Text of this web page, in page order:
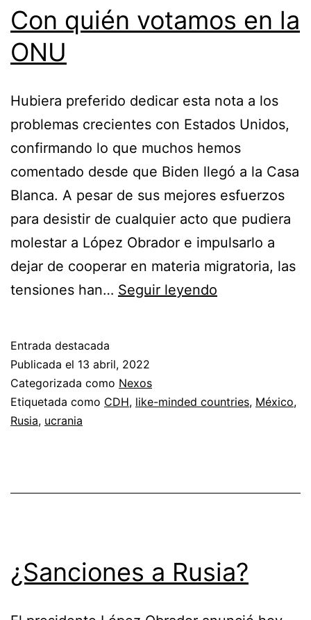
Con quién votamos en la
ONU
Hubiera preferido dedicar esta nota a los
problemas crecientes con Estados Unidos,
confirmando lo que muchos hemos
comentado desde que Biden llegó a la Casa
Blanca. A pesar de sus mejores esfuerzos
para desistir de cualquier acto que pudiera
molestar a López Obrador e impulsarlo a
dejar de cooperar en materia migratoria, las
tensiones han… Seguir leyendo
ONU
Entrada destacada
Publicada el 13 abril, 2022
Categorizada como Nexos
Etiquetada como CDH, like-minded countries, México,
Rusia, ucrania
¿Sanciones a Rusia?